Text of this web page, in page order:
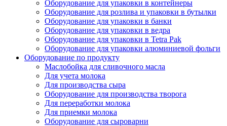
Оборудование для упаковки в контейнеры
Оборудование для розлива и упаковки в бутылки
Оборудование для упаковки в банки
Оборудование для упаковки в ведра
Оборудование для упаковки в Tetra Pak
Оборудование для упаковки алюминиевой фольги
Оборудование по продукту
Маслобойка для сливочного масла
Для учета молока
Для производства сыра
Оборудование для производства творога
Для переработки молока
Для приемки молока
Оборудование для сыроварни